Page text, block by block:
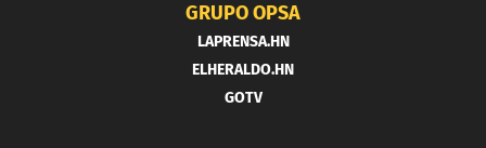
GRUPO OPSA
LAPRENSA.HN
ELHERALDO.HN
GOTV